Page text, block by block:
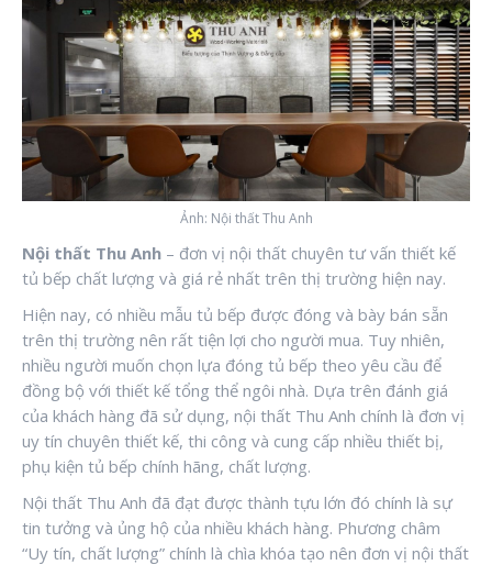
Ảnh: Nội thất Thu Anh
Nội thất Thu Anh – đơn vị nội thất chuyên tư vấn thiết kế
tủ bếp chất lượng và giá rẻ nhất trên thị trường hiện nay.
Hiện nay, có nhiều mẫu tủ bếp được đóng và bày bán sẵn
trên thị trường nên rất tiện lợi cho người mua. Tuy nhiên,
nhiều người muốn chọn lựa đóng tủ bếp theo yêu cầu để
đồng bộ với thiết kế tổng thể ngôi nhà. Dựa trên đánh giá
của khách hàng đã sử dụng, nội thất Thu Anh chính là đơn vị
uy tín chuyên thiết kế, thi công và cung cấp nhiều thiết bị,
phụ kiện tủ bếp chính hãng, chất lượng.
Nội thất Thu Anh đã đạt được thành tựu lớn đó chính là sự
tin tưởng và ủng hộ của nhiều khách hàng. Phương châm
“Uy tín, chất lượng” chính là chìa khóa tạo nên đơn vị nội thất